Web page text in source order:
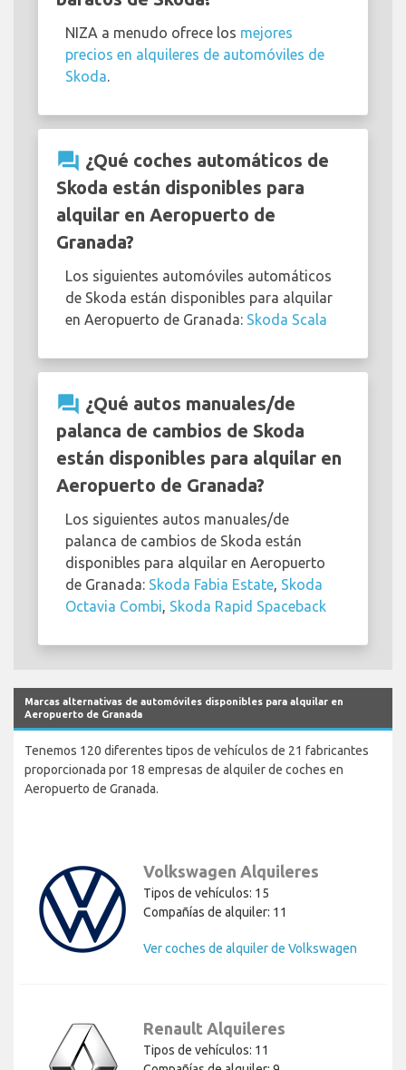
NIZA a menudo ofrece los mejores
precios en alquileres de automóviles de
Skoda
question_answer ¿Qué coches automáticos de
Skoda están disponibles para
alquilar en Aeropuerto de
Granada?
Los siguientes automóviles automáticos
de Skoda están disponibles para alquilar
en Aeropuerto de Granada: Skoda Scala
question_answer ¿Qué autos manuales/de
palanca de cambios de Skoda
están disponibles para alquilar en
Aeropuerto de Granada?
Los siguientes autos manuales/de
palanca de cambios de Skoda están
disponibles para alquilar en Aeropuerto
de Granada: Skoda Fabia Estate Skoda
Octavia Combi Skoda Rapid Spaceback
Marcas alternativas de automóviles disponibles para alquilar en
Aeropuerto de Granada
Tenemos 120 diferentes tipos de vehículos de 21 fabricantes
proporcionada por 18 empresas de alquiler de coches en
Aeropuerto de Granada.
Volkswagen Alquileres
Tipos de vehículos: 15
Compañías de alquiler: 11
Ver coches de alquiler de Volkswagen
Renault Alquileres
Tipos de vehículos: 11